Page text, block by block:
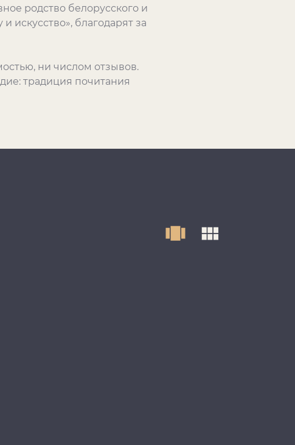
родство белорусского и
искусство», благодарят за
ни числом отзывов.
традиция почитания